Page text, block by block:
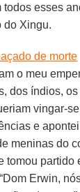
todos esses
do Xingu.
de morte
o meu
dos índios,
vingar-
e
meninas do
tomou partido
Erwin,